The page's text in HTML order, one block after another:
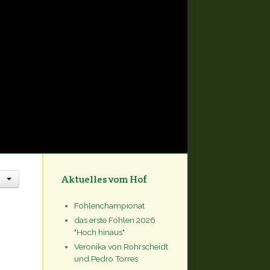
Aktuelles vom Hof
Fohlenchampionat
das erste Fohlen 2026
"Hoch hinaus"
Veronika von Rohrscheidt
und Pedro Torres